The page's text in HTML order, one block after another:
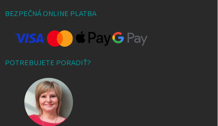
BEZPEČNÁ ONLINE PLATBA
POTREBUJETE PORADIŤ?